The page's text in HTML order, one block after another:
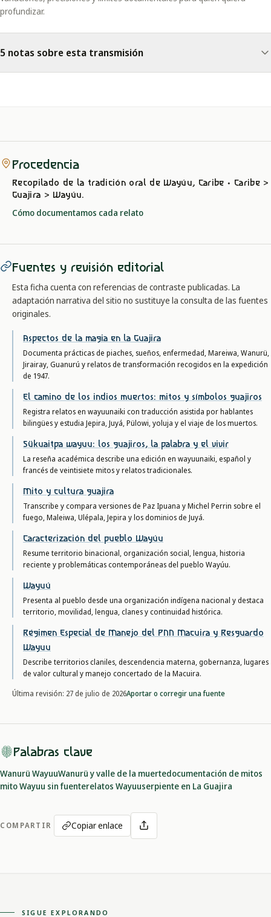
profundizar.
5 notas sobre esta transmisión
Procedencia
Recopilado de la tradición oral de Wayúu, Caribe · Caribe >
Guajira > Wayúu.
Cómo documentamos cada relato
Fuentes y revisión editorial
Esta ficha cuenta con referencias de contraste publicadas. La
adaptación narrativa del sitio no sustituye la consulta de las fuentes
originales.
Aspectos de la magia en la Guajira
Documenta prácticas de piaches, sueños, enfermedad, Mareiwa, Wanurü,
Jirairay, Guanurú y relatos de transformación recogidos en la expedición
de 1947.
El camino de los indios muertos: mitos y símbolos guajiros
Registra relatos en wayuunaiki con traducción asistida por hablantes
bilingües y estudia Jepira, Juyá, Pülowi, yoluja y el viaje de los muertos.
Sükuaitpa wayuu: los guajiros, la palabra y el vivir
La reseña académica describe una edición en wayuunaiki, español y
francés de veintisiete mitos y relatos tradicionales.
Mito y cultura guajira
Transcribe y compara versiones de Paz Ipuana y Michel Perrin sobre el
fuego, Maleiwa, Ulépala, Jepira y los dominios de Juyá.
Caracterización del pueblo Wayúu
Resume territorio binacional, organización social, lengua, historia
reciente y problemáticas contemporáneas del pueblo Wayúu.
Wayuú
Presenta al pueblo desde una organización indígena nacional y destaca
territorio, movilidad, lengua, clanes y continuidad histórica.
Régimen Especial de Manejo del PNN Macuira y Resguardo
Wayuu
Describe territorios claniles, descendencia materna, gobernanza, lugares
de valor cultural y manejo concertado de la Macuira.
Última revisión: 27 de julio de 2026Aportar o corregir una fuente
Palabras clave
Wanurü WayuuWanurü y valle de la muertedocumentación de mitos
mito Wayuu sin fuenterelatos Wayuuserpiente en La Guajira
COMPARTIR Copiar enlace
SIGUE EXPLORANDO